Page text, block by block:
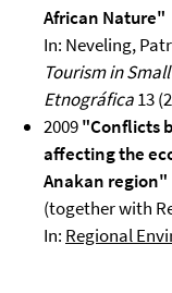
African Nature"
In: Neveling,
Tourism in
Etnográfica13
2009"Conflicts
affecting the
Anakan region"
(together with
In: Regional